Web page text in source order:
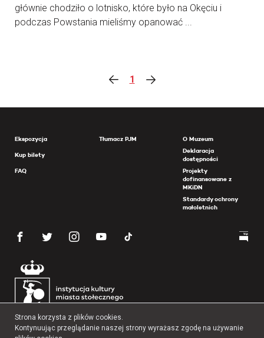
głównie chodziło o lotnisko, które było na Okęciu i
podczas Powstania mieliśmy opanować ...
1
Ekspozycja
Kup bilety
FAQ
Tłumacz PJM
O Muzeum
Deklaracja
dostępności
Projekty
dofinansowane z
MKiDN
Standardy ochrony
małoletnich
Strona korzysta z plików cookies.
Kontynuując przeglądanie naszej strony wyrażasz zgodę na używanie